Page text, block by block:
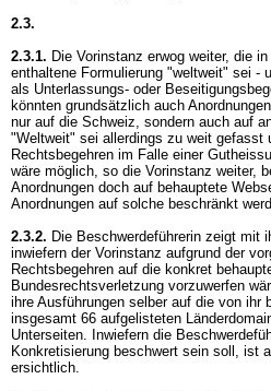
2.3.
2.3.1. Die Vorinstanz erwog weiter, die
enthaltene Formulierung "weltweit" sei -
als Unterlassungs- oder
könnten grundsätzlich auch
nur auf die Schweiz, sondern auch auf
"Weltweit" sei allerdings zu weit gefasst
Rechtsbegehren im Falle einer
wäre möglich, so die Vorinstanz weiter,
Anordnungen doch auf behauptete
Anordnungen auf solche beschränkt
2.3.2. Die Beschwerdeführerin zeigt mit
inwiefern der Vorinstanz aufgrund der
Rechtsbegehren auf die konkret
Bundesrechtsverletzung vorzuwerfen
ihre Ausführungen selber auf die von ihr
insgesamt 66 aufgelisteten
Unterseiten. Inwiefern die
Konkretisierung beschwert sein soll, ist
ersichtlich.